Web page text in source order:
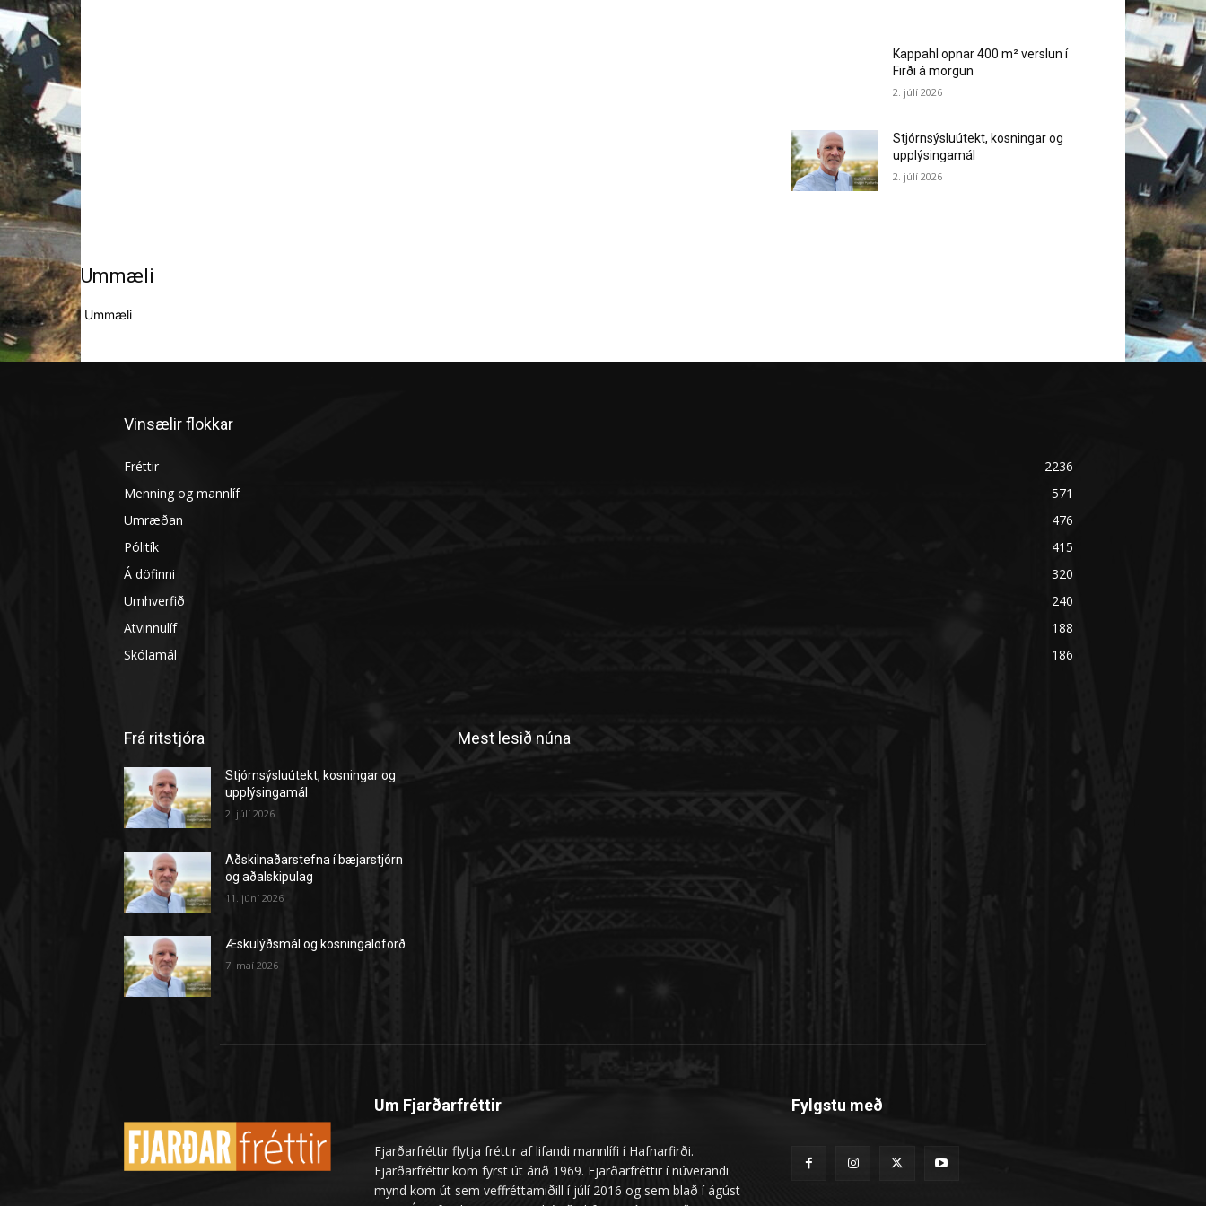
Kappahl opnar 400 m² verslun í
Firði á morgun
2. júlí 2026
Stjórnsýsluútekt, kosningar og
upplýsingamál
2. júlí 2026
Ummæli
Ummæli
Vinsælir flokkar
Fréttir
2236
Menning og mannlíf
571
Umræðan
476
Pólitík
415
Á döfinni
320
Umhverfið
240
Atvinnulíf
188
Skólamál
186
Frá ritstjóra
Stjórnsýsluútekt, kosningar og
upplýsingamál
2. júlí 2026
Aðskilnaðarstefna í bæjarstjórn
og aðalskipulag
11. júní 2026
Æskulýðsmál og kosningaloforð
7. maí 2026
Mest lesið núna
Um Fjarðarfréttir
Fjarðarfréttir flytja fréttir af lifandi mannlífi í Hafnarfirði.
Fjarðarfréttir kom fyrst út árið 1969. Fjarðarfréttir í núverandi
mynd kom út sem veffréttamiðill í júlí 2016 og sem blað í ágúst
Fylgstu með